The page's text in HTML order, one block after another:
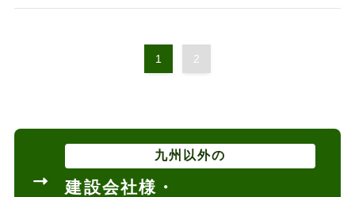
1 2
九州以外の
建設会社様・